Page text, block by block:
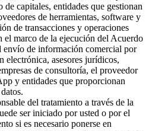
capitales, entidades que gestionan
de herramientas, software y
de transacciones y operaciones
el marco de la ejecución del Acuerdo
envío de información comercial por
electrónica, asesores jurídicos,
de consultoría, el proveedor
y entidades que proporcionan
del tratamiento a través de la
ser iniciado por usted o por el
si es necesario ponerse en